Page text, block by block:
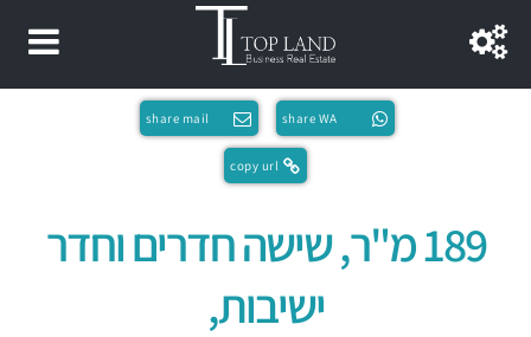
share WA
share mail
copy url
189 מ"ר, שישה חדרים וחדר
ישיבות,